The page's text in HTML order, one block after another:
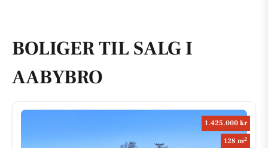
BOLIGER TIL SALG I
AABYBRO
1.425.000 kr
128 m2